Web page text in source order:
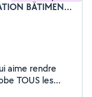
Iqbal Hussain (ASA RENOVATION BÂTIMENT)
aime rendre